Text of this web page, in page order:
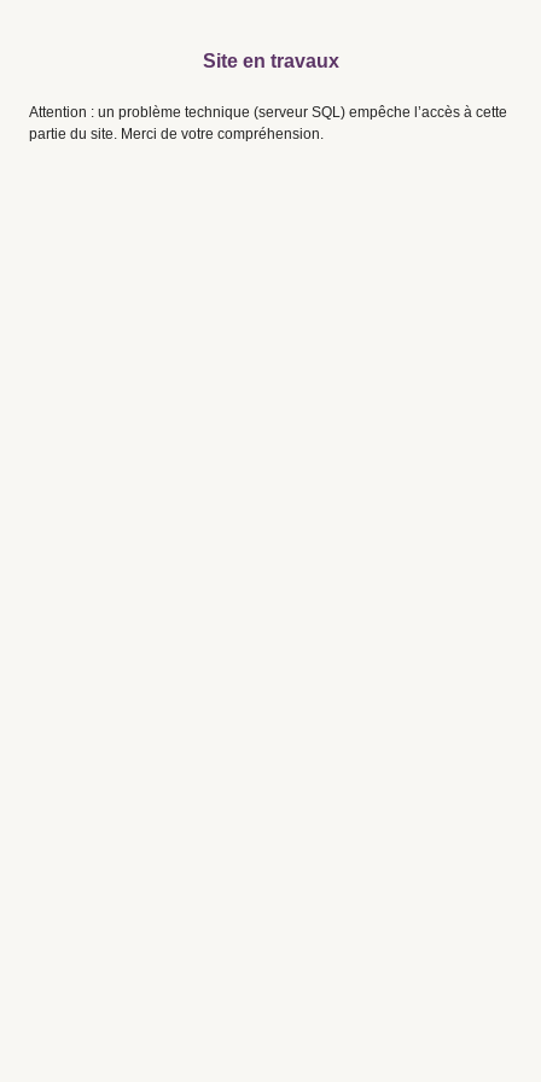
Site en travaux
Attention : un problème technique (serveur SQL) empêche l’accès à cette
partie du site. Merci de votre compréhension.